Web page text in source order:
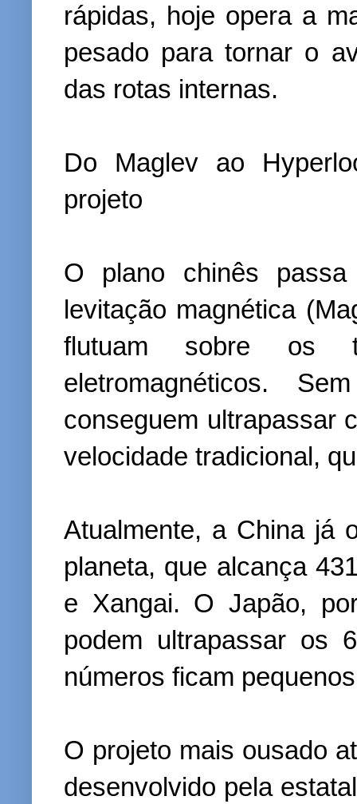
rápidas, hoje opera a
pesado para tornar o
das rotas internas.
Do Maglev ao
projeto
O plano chinês
levitação magnética
flutuam sobre os
eletromagnéticos.
conseguem ultrapassar
velocidade tradicional,
Atualmente, a China já
planeta, que alcança
e Xangai. O Japão,
podem ultrapassar os
números ficam
O projeto mais ousado
desenvolvido pela